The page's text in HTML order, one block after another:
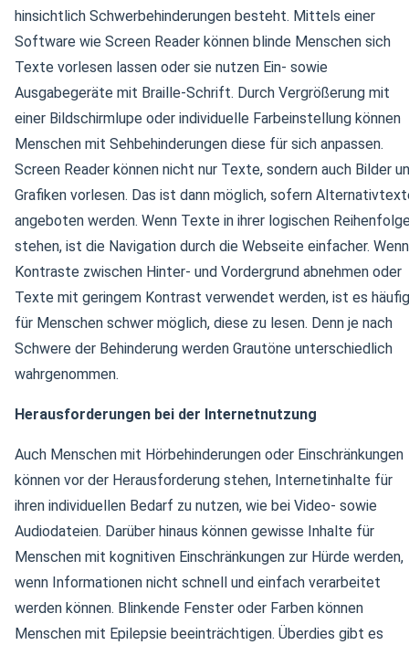
hinsichtlich Schwerbehinderungen besteht. Mittels einer
Software wie Screen Reader können blinde Menschen sich
Texte vorlesen lassen oder sie nutzen Ein- sowie
Ausgabegeräte mit Braille-Schrift. Durch Vergrößerung mit
einer Bildschirmlupe oder individuelle Farbeinstellung können
Menschen mit Sehbehinderungen diese für sich anpassen.
Screen Reader können nicht nur Texte, sondern auch Bilder
Grafiken vorlesen. Das ist dann möglich, sofern
angeboten werden. Wenn Texte in ihrer logischen
stehen, ist die Navigation durch die Webseite einfacher. Wenn
Kontraste zwischen Hinter- und Vordergrund abnehmen oder
Texte mit geringem Kontrast verwendet werden, ist es häufig
für Menschen schwer möglich, diese zu lesen. Denn je nach
Schwere der Behinderung werden Grautöne unterschiedlich
wahrgenommen.
Herausforderungen bei der Internetnutzung
Auch Menschen mit Hörbehinderungen oder Einschränkungen
können vor der Herausforderung stehen, Internetinhalte für
ihren individuellen Bedarf zu nutzen, wie bei Video- sowie
Audiodateien. Darüber hinaus können gewisse Inhalte für
Menschen mit kognitiven Einschränkungen zur Hürde werden,
wenn Informationen nicht schnell und einfach verarbeitet
werden können. Blinkende Fenster oder Farben können
Menschen mit Epilepsie beeinträchtigen. Überdies gibt es